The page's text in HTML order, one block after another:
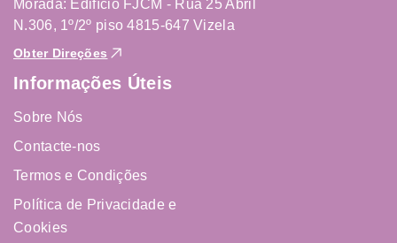
Morada: Edifício FJCM - Rua 25 Abril
N.306, 1º/2º piso 4815-647 Vizela
Obter Direções
Informações Úteis
Sobre Nós
Contacte-nos
Termos e Condições
Política de Privacidade e
Cookies